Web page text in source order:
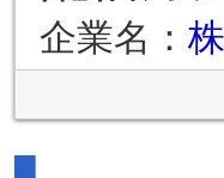
企業名：